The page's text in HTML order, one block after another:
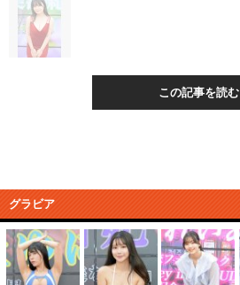
この記事を読む
グラビア